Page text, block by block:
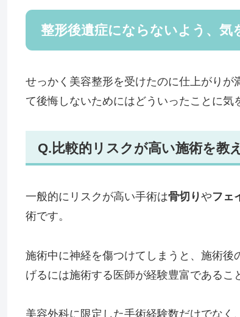
整形後遺症にならないよう、気
せっかく美容整形を受けたのに仕上がり
て後悔しないためにはどういったことに気
Q.比較的リスクが高い施術を教
一般的にリスクが高い手術は骨切りやフェ
術です。
施術中に神経を傷つけてしまうと、施術
げるには施術する医師が経験豊富であるこ
美容外科に限定した手術経験数だけでな